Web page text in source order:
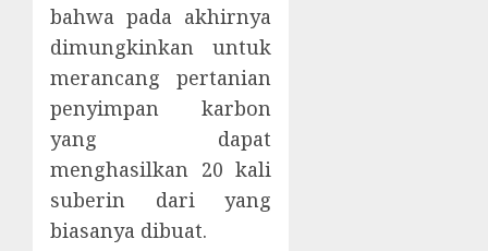
bahwa pada akhirnya
dimungkinkan untuk
merancang pertanian
penyimpan karbon
yang dapat
menghasilkan 20 kali
suberin dari yang
biasanya dibuat.